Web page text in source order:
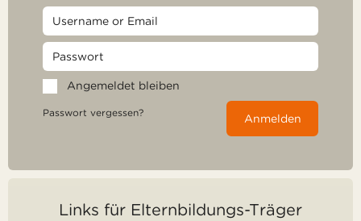
Angemeldet bleiben
Passwort vergessen? Anmelden
Links für Elternbildungs-Träger